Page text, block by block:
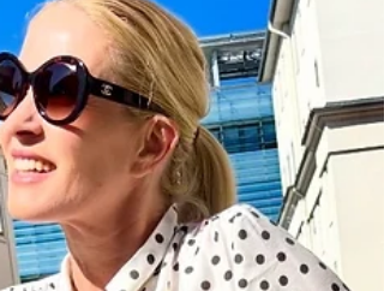
sondern das Ergebnis von konsequenter
Zahnpflege über viele Jah